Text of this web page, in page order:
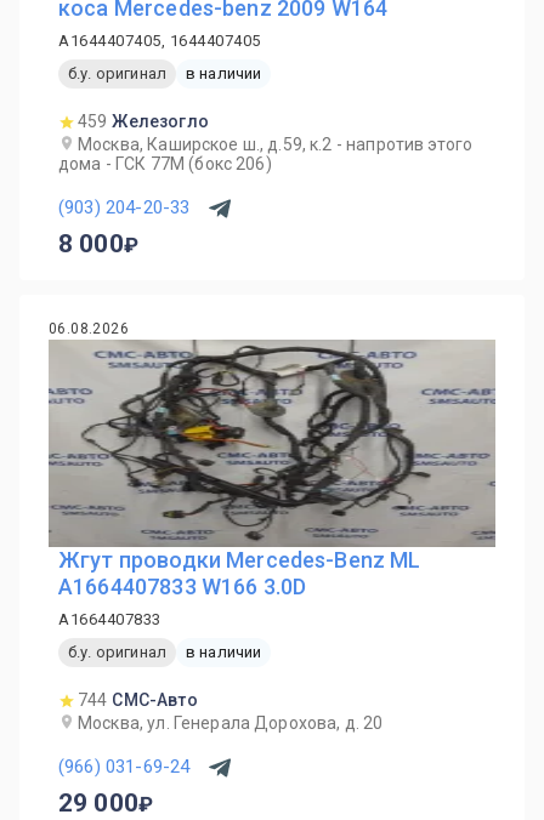
коса Mercedes-benz 2009 W164
A1644407405, 1644407405
б.у. оригинал
в наличии
459 Железогло
Москва, Каширское ш., д.59, к.2 - напротив этого
дома - ГСК 77М (бокс 206)
(903) 204-20-33
8 000
06.08.2026
Жгут проводки Mercedes-Benz ML
A1664407833 W166 3.0D
A1664407833
б.у. оригинал
в наличии
744 СМС-Авто
Москва, ул. Генерала Дорохова, д. 20
(966) 031-69-24
29 000